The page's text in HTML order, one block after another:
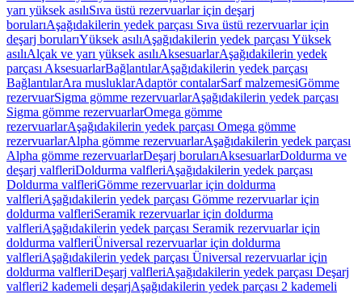
yarı yüksek asılıSıva üstü rezervuarlar için deşarj
borularıAşağıdakilerin yedek parçası Sıva üstü rezervuarlar için
deşarj borularıYüksek asılıAşağıdakilerin yedek parçası Yüksek
asılıAlçak ve yarı yüksek asılıAksesuarlarAşağıdakilerin yedek
parçası AksesuarlarBağlantılarAşağıdakilerin yedek parçası
BağlantılarAra musluklarAdaptör contalarSarf malzemesiGömme
rezervuarSigma gömme rezervuarlarAşağıdakilerin yedek parçası
Sigma gömme rezervuarlarOmega gömme
rezervuarlarAşağıdakilerin yedek parçası Omega gömme
rezervuarlarAlpha gömme rezervuarlarAşağıdakilerin yedek parçası
Alpha gömme rezervuarlarDeşarj borularıAksesuarlarDoldurma ve
deşarj valfleriDoldurma valfleriAşağıdakilerin yedek parçası
Doldurma valfleriGömme rezervuarlar için doldurma
valfleriAşağıdakilerin yedek parçası Gömme rezervuarlar için
doldurma valfleriSeramik rezervuarlar için doldurma
valfleriAşağıdakilerin yedek parçası Seramik rezervuarlar için
doldurma valfleriÜniversal rezervuarlar için doldurma
valfleriAşağıdakilerin yedek parçası Üniversal rezervuarlar için
doldurma valfleriDeşarj valfleriAşağıdakilerin yedek parçası Deşarj
valfleri2 kademeli deşarjAşağıdakilerin yedek parçası 2 kademeli